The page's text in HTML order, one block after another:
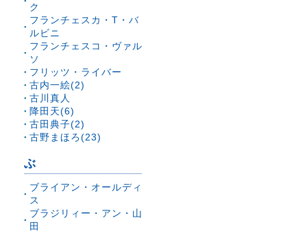
ク
フランチェスカ・T・バ
ルビニ
フランチェスコ・ヴァル
ソ
フリッツ・ライバー
古内一絵(2)
古川真人
降田天(6)
古田典子(2)
古野まほろ(23)
ぶ
ブライアン・オールディ
ス
ブラジリィー・アン・山
田